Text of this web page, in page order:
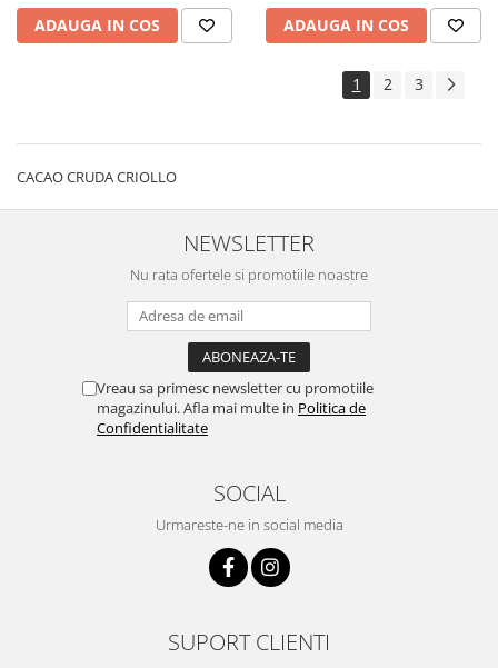
ADAUGA IN COS ADAUGA IN COS
1 2 3
CACAO CRUDA CRIOLLO
NEWSLETTER
Nu rata ofertele si promotiile noastre
Vreau sa primesc newsletter cu promotiile
magazinului. Afla mai multe in Politica de
Confidentialitate
SOCIAL
Urmareste-ne in social media
SUPORT CLIENTI